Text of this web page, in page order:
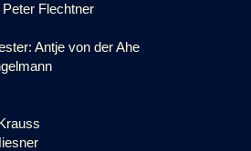
Flechtner
Antje von der Ahe